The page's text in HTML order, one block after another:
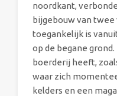
noordkant,
bijgebouw van
toegankelijk is
op de begane
boerderij heeft,
waar zich
kelders en een